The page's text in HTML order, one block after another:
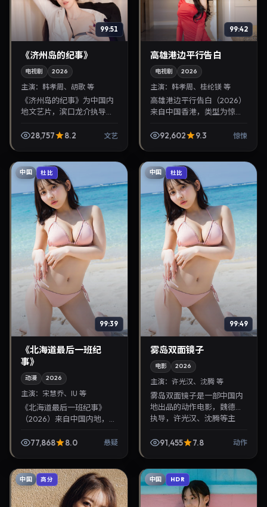
99:51
《济州岛的纪事》
电视剧 2026
主演： 韩孝周、胡歌 等
《济州岛的纪事》为中国内
地文艺片，滨口龙介执导，
2026年9月3日首映，讲述
28,757 8.2 文艺
99:42
高雄港边平行告白
电视剧 2026
主演：韩孝周、桂纶镁 等
高雄港边平行告白（2026）
来自中国香港，类型为惊
桂纶镁等参与演出。2026年
92,602 9.3 惊悚
中国 杜比
99:39
《北海道最后一班纪
事》
动漫 2026
主演： 宋慧乔、IU 等
《北海道最后一班纪事》
（2026）来自中国内地，类
慧乔、IU等参与演出。2026
77,868 8.0 悬疑
中国 杜比
99:49
雾岛双面镜子
电影 2026
主演：许光汉、沈腾 等
雾岛双面镜子是一部中国内
地出品的动作电影，魏德圣
执导，许光汉、沈腾等主
映。剧情围绕都市情感与悬
91,455 7.8 动作
中国 高分 中国 HDR